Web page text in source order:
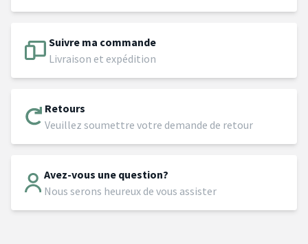
Suivre ma commande
Livraison et expédition
Retours
Veuillez soumettre votre demande de retour
Avez-vous une question?
Nous serons heureux de vous assister